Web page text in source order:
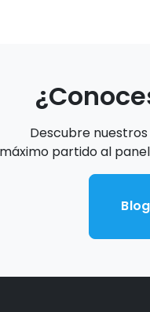
Descubre
partido al